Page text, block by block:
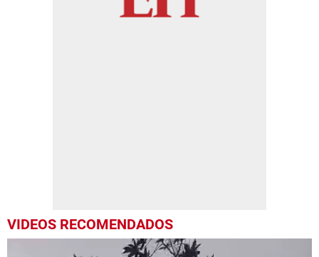
VIDEOS RECOMENDADOS